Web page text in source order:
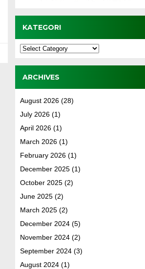
KATEGORI
Kategori
ARCHIVES
August 2026(28)
July 2026(1)
April 2026(1)
March 2026(1)
February 2026(1)
December 2025(1)
October 2025(2)
June 2025(2)
March 2025(2)
December 2024(5)
November 2024(2)
September 2024(3)
August 2024(1)